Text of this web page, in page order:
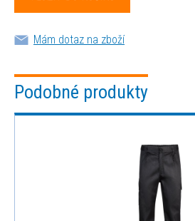
Mám dotaz na zboží
Podobné produkty